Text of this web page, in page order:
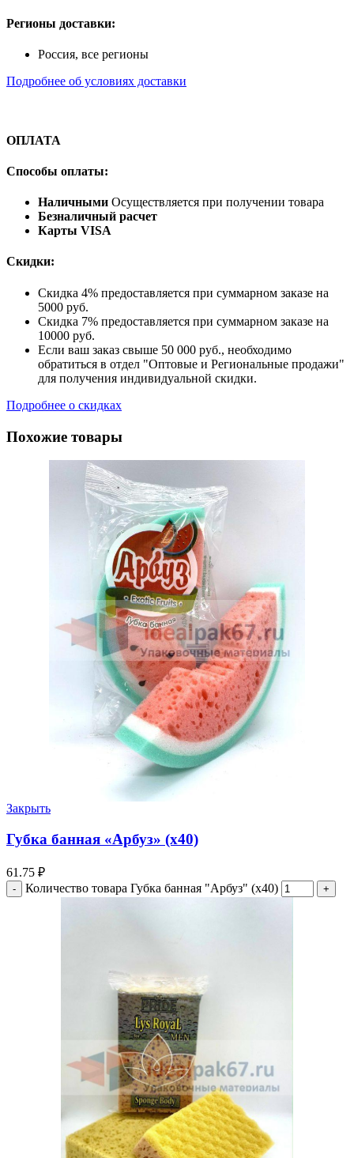
Регионы доставки:
Россия, все регионы
Подробнее об условиях доставки
ОПЛАТА
Способы оплаты:
Наличными Осуществляется при получении товара
Безналичный расчет
Карты VISA
Скидки:
Скидка 4% предоставляется при суммарном заказе на
5000 руб.
Скидка 7% предоставляется при суммарном заказе на
10000 руб.
Если ваш заказ свыше 50 000 руб., необходимо
обратиться в отдел "Оптовые и Региональные продажи"
для получения индивидуальной скидки.
Подробнее о скидках
Похожие товары
Закрыть
Губка банная «Арбуз» (х40)
61.75 ₽
Количество товара Губка банная "Арбуз" (х40)